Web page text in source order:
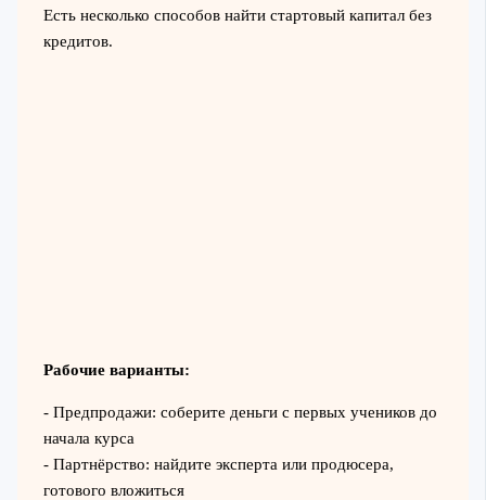
Есть несколько способов найти стартовый капитал без
кредитов.
Рабочие варианты:
- Предпродажи: соберите деньги с первых учеников до
начала курса
- Партнёрство: найдите эксперта или продюсера,
готового вложиться